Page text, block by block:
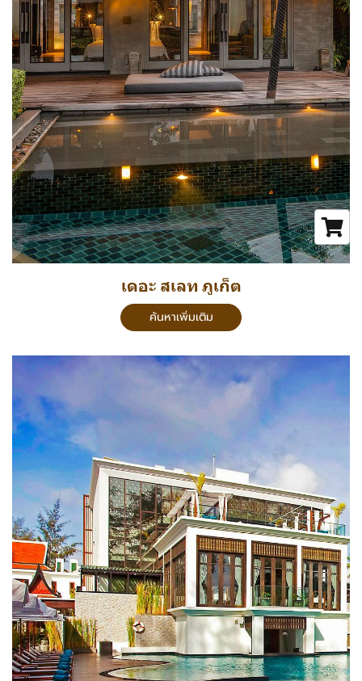
เดอะ สเลท ภูเก็ต
ค้นหาเพิ่มเติม